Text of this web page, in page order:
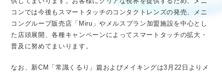
コンでは今後もスマートタッチのコンタクトレンズの発売、メニ
コングループ販売店「Miru」やメルスプラン加盟施設を中心とし
た店頭展開、各種キャンペーンによってスマートタッチの拡大・
普及に努めてまいります。
なお、新CM「常識くるり」篇およびメイキングは3月22日よりメ